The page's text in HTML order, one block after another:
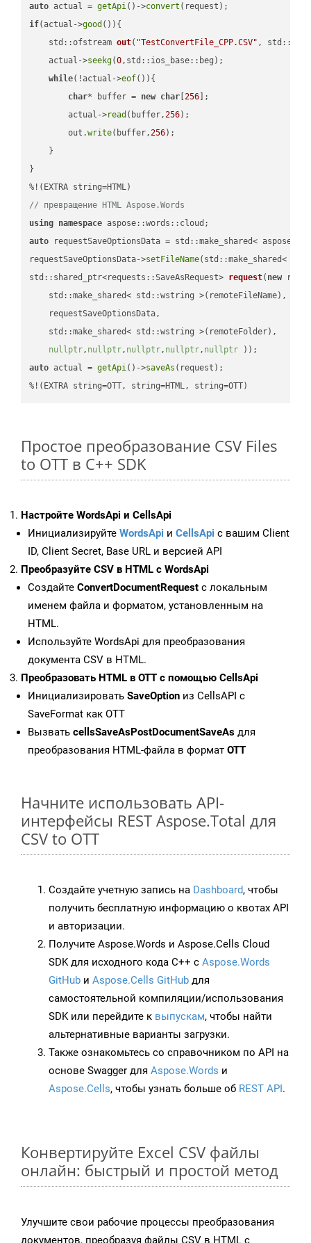
auto actual = getApi()->convert
if(actual->good ()){
std::ofstream out( "TestConvertFile_CPP.CSV" ,
    actual->
seekg(0,std::ios_base::beg);
while(!actual->eof()){
char* buffer = new char [256 ];
        actual->
read (buffer,256);
        out.
write(buffer,256);
    }
}
// превращение HTML Aspose.Words
using namespace
auto requestSaveOptionsData = std::make_shared<
requestSaveOptionsData->setFileName(std::make_shared<
std::shared_ptr<requests::SaveAsRequest> request( new
    std::make_shared< std::wstring >(remoteFileName),
    requestSaveOptionsData,
    std::make_shared< std::wstring >(remoteFolder),
nullptr, nullptr, nullptr, nullptr, nullptr ))
auto actual = getApi()->saveAs (request);
%!(EXTRA string=OTT, string=HTML, string=OTT)
Простое преобразование CSV Files
to OTT в C++ SDK
Настройте WordsApi и CellsApi
Инициализируйте WordsApi и CellsApi с вашим Client
ID, Client Secret, Base URL и версией API
Преобразуйте CSV в HTML с WordsApi
Создайте ConvertDocumentRequest с локальным
именем файла и форматом, установленным на
HTML.
Используйте WordsApi для преобразования
документа CSV в HTML.
Преобразовать HTML в OTT с помощью CellsApi
Инициализировать SaveOption из CellsAPI с
SaveFormat как OTT
Вызвать cellsSaveAsPostDocumentSaveAs для
преобразования HTML-файла в формат OTT
Начните использовать API-
интерфейсы REST Aspose.Total для
CSV to OTT
Создайте учетную запись на Dashboard, чтобы
получить бесплатную информацию о квотах API
и авторизации.
Получите Aspose.Words и Aspose.Cells Cloud
SDK для исходного кода C++ с Aspose.Words
GitHub и Aspose.Cells GitHub для
самостоятельной компиляции/использования
SDK или перейдите к выпускам, чтобы найти
альтернативные варианты загрузки.
Также ознакомьтесь со справочником по API на
основе Swagger для Aspose.Words и
Aspose.Cells, чтобы узнать больше об REST API.
Конвертируйте Excel CSV файлы
онлайн: быстрый и простой метод
Улучшите свои рабочие процессы преобразования
документов, преобразуя файлы CSV в HTML с